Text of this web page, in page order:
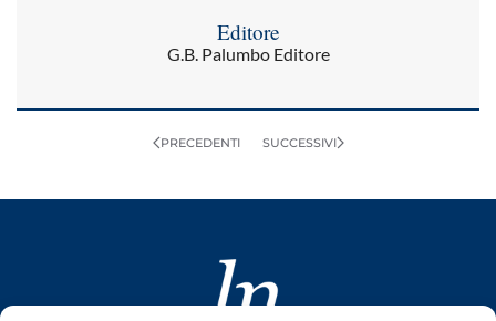
Editore
G.B. Palumbo Editore
PRECEDENTI SUCCESSIVI